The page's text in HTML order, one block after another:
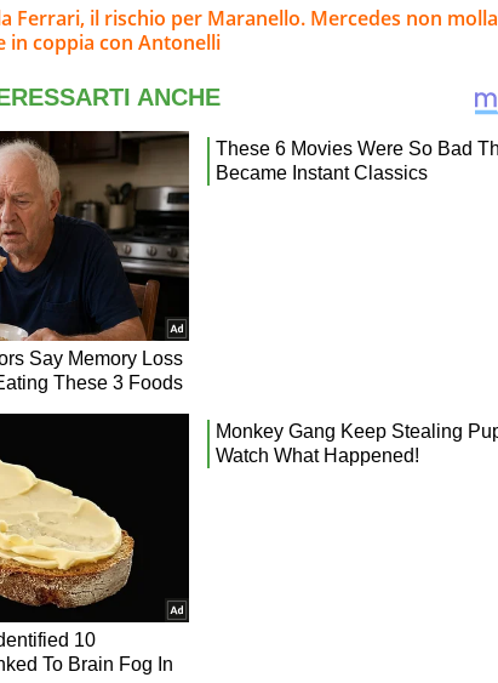
Ferrari, il rischio per Maranello. Mercedes non molla
in coppia con Antonelli